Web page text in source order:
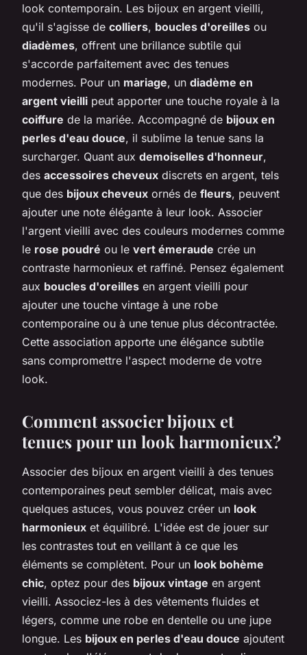
look contemporain. Les bijoux en argent vieilli,
qu'il s'agisse de colliers, boucles d'oreilles ou
diadèmes, offrent une brillance subtile qui
s'accorde parfaitement avec des tenues
modernes. Pour un mariage, un diadème en
argent vieilli peut apporter une touche royale à la
coiffure de la mariée. Accompagné de bijoux en
perles d'eau douce, il sublime la tenue sans la
surcharger. Quant aux demoiselles d'honneur,
des accessoires cheveux discrets en argent, tels
que des bijoux cheveux ornés de fleurs, peuvent
ajouter une note élégante à leur look. Associer
l'argent vieilli avec des couleurs modernes comme
le rose poudré ou le vert émeraude crée un
contraste harmonieux et raffiné. Pensez également
aux boucles d'oreilles en argent vieilli pour
ajouter une touche vintage à une robe
contemporaine ou à une tenue plus décontractée.
Cette association apporte une élégance subtile
sans compromettre l'aspect moderne de votre
look.
Comment associer bijoux et
tenues pour un look harmonieux?
Associer des bijoux en argent vieilli à des tenues
contemporaines peut sembler délicat, mais avec
quelques astuces, vous pouvez créer un look
harmonieux et équilibré. L'idée est de jouer sur
les contrastes tout en veillant à ce que les
éléments se complètent. Pour un look bohème
chic, optez pour des bijoux vintage en argent
vieilli. Associez-les à des vêtements fluides et
légers, comme une robe en dentelle ou une jupe
longue. Les bijoux en perles d'eau douce ajoutent